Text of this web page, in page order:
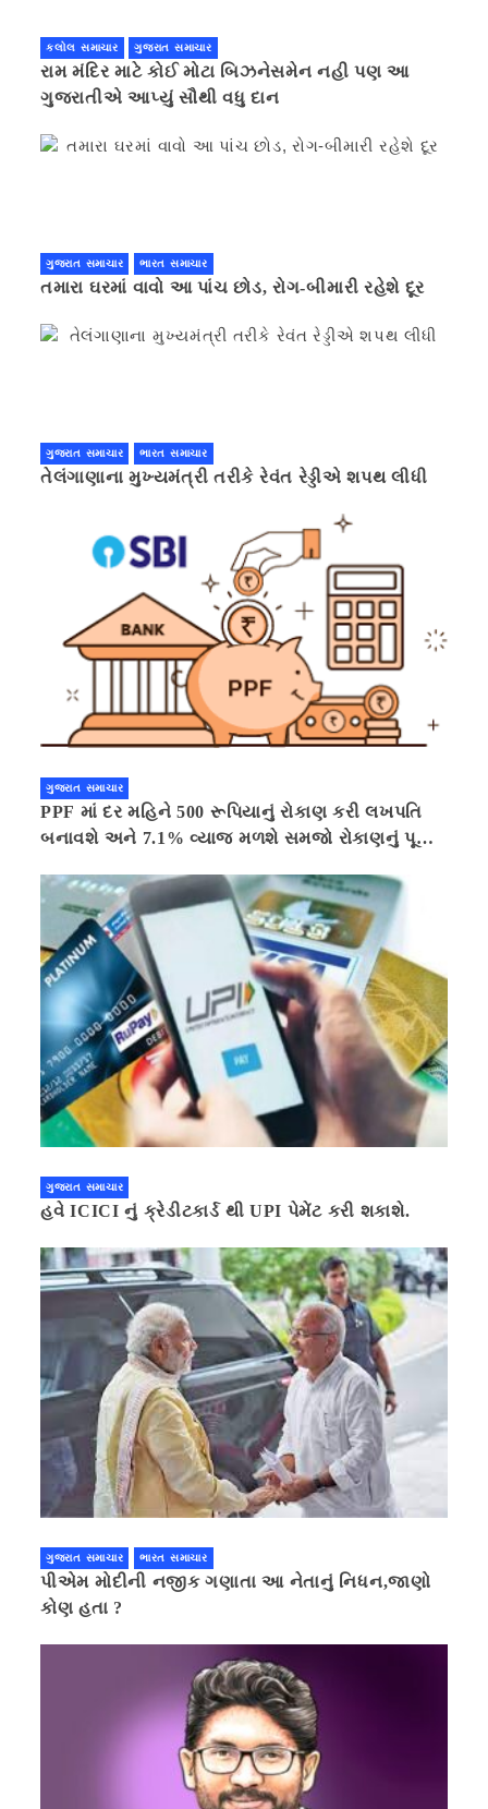
કલોલ સમાચાર ગુજરાત સમાચાર
રામ મંદિર માટે કોઈ મોટા બિઝનેસમેન નહી પણ આ
ગુજરાતીએ આપ્યું સૌથી વધુ દાન
ગુજરાત સમાચાર ભારત સમાચાર
તમારા ઘરમાં વાવો આ પાંચ છોડ, રોગ-બીમારી રહેશે દૂર
ગુજરાત સમાચાર ભારત સમાચાર
તેલંગાણાના મુખ્યમંત્રી તરીકે રેવંત રેડ્ડીએ શપથ લીધી
ગુજરાત સમાચાર
PPF માં દર મહિને 500 રૂપિયાનું રોકાણ કરી લખપતિ
બનાવશે અને 7.1% વ્યાજ મળશે સમજો રોકાણનું પૂરું
ગુજરાત સમાચાર
હવે ICICI નું ક્રેડીટકાર્ડ થી UPI પેમેંટ કરી શકાશે.
ગુજરાત સમાચાર ભારત સમાચાર
પીએમ મોદીની નજીક ગણાતા આ નેતાનું નિધન,જાણો
કોણ હતા ?